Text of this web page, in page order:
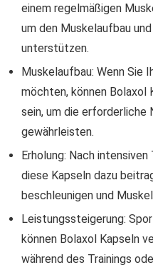
einem regelmäßigen
um den Muskelaufbau
unterstützen.
Muskelaufbau: Wenn Sie
möchten, können Bolaxol
sein, um die
gewährleisten.
Erholung: Nach
diese Kapseln dazu
beschleunigen und
Leistungssteigerung:
können Bolaxol Kapseln
während des Trainings